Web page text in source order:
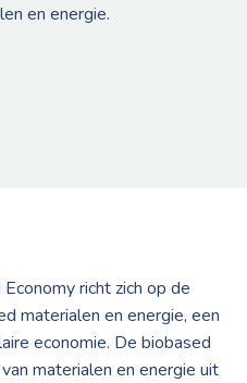
en energie.
richt zich op de
materialen en energie, een
economie. De biobased
materialen en energie uit